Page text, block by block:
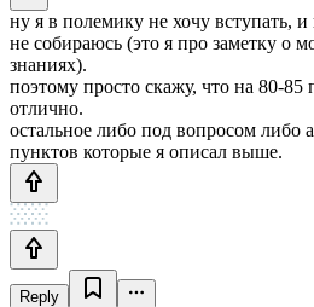
ну я в полемику не хочу вступать,
не собираюсь (это я про заметку о
знаниях).
поэтому просто скажу, что на 80-85
отлично.
остальное либо под вопросом либо
пунктов которые я описал выше.
Reply